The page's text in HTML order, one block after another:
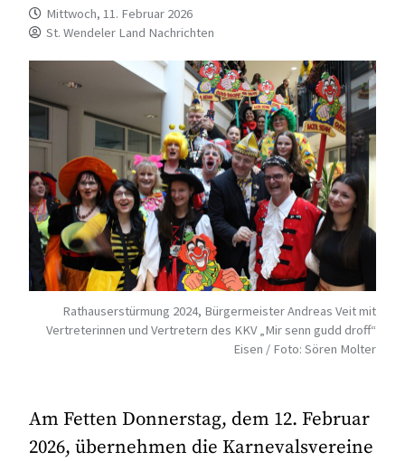
Mittwoch, 11. Februar 2026
St. Wendeler Land Nachrichten
Rathauserstürmung 2024, Bürgermeister Andreas Veit mit
Vertreterinnen und Vertretern des KKV „Mir senn gudd droff“
Eisen / Foto: Sören Molter
Am Fetten Donnerstag, dem 12. Februar
2026, übernehmen die Karnevalsvereine